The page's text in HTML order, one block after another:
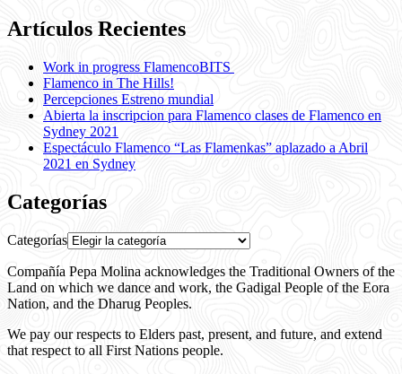
Artículos Recientes
Work in progress FlamencoBITS
Flamenco in The Hills!
Percepciones Estreno mundial
Abierta la inscripcion para Flamenco clases de Flamenco en
Sydney 2021
Espectáculo Flamenco “Las Flamenkas” aplazado a Abril
2021 en Sydney
Categorías
Categorías
Compañía Pepa Molina acknowledges the Traditional Owners of the
Land on which we dance and work, the Gadigal People of the Eora
Nation, and the Dharug Peoples.
We pay our respects to Elders past, present, and future, and extend
that respect to all First Nations people.